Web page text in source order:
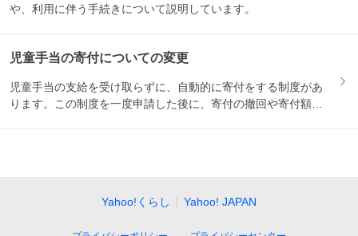
や、利用に伴う手続きについて説明しています。
児童手当の寄付についての変更
児童手当の支給を受け取らずに、自動的に寄付をする制度があ
ります。この制度を一度申請した後に、寄付の撤回や寄付額の
Yahoo!くらし Yahoo! JAPAN